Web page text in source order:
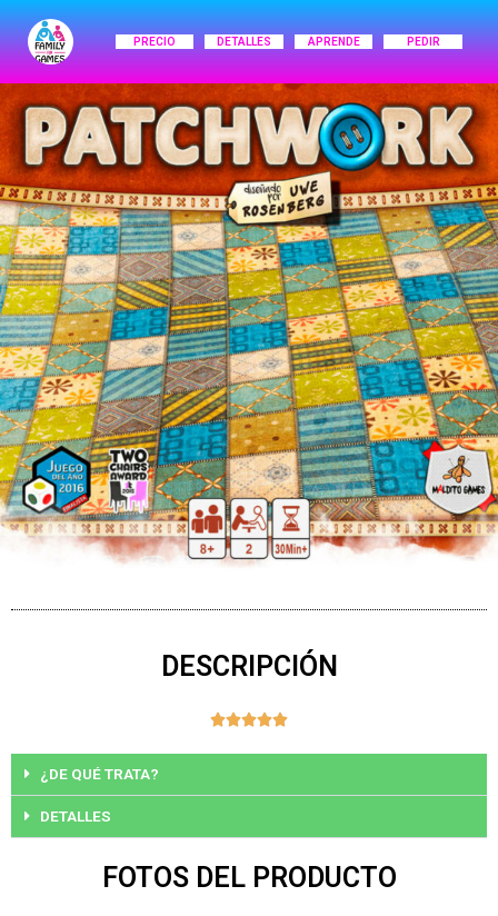
PRECIO DETALLES APRENDE PEDIR
DESCRIPCIÓN
Valorado
de
¿DE QUÉ TRATA?
DETALLES
FOTOS DEL PRODUCTO